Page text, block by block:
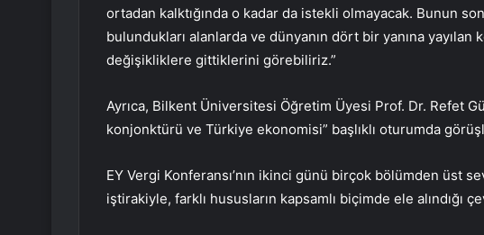
ortadan kalktığında o kadar da istekli olmayacak. Bunun
bulundukları alanlarda ve dünyanın dört bir yanına yayılan
değişikliklere gittiklerini görebiliriz.”
Ayrıca, Bilkent Üniversitesi Öğretim Üyesi Prof. Dr. Refet
konjonktürü ve Türkiye ekonomisi” başlıklı oturumda
EY Vergi Konferansı’nın ikinci günü birçok bölümden üst
iştirakiyle, farklı hususların kapsamlı biçimde ele alındığı